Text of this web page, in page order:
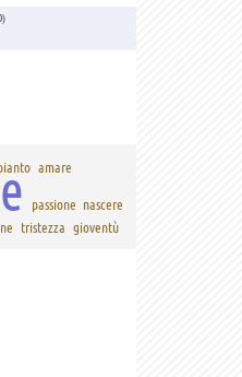
amare
passione nascere
tristezza gioventù